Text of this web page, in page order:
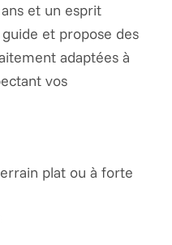
et un esprit
et propose des
adaptées à
vos
plat ou à forte